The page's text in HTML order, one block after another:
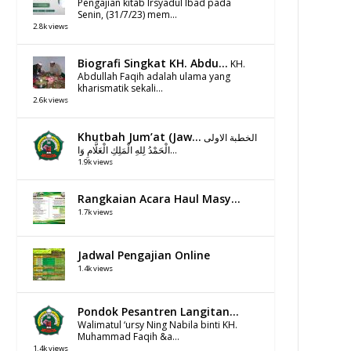
Pengajian kitab Irsyadul Ibad pada
Senin, (31/7/23) mem...
2.8k views
Biografi Singkat KH. Abdu... KH.
Abdullah Faqih adalah ulama yang
kharismatik sekali...
2.6k views
Khutbah Jum’at (Jaw... الخطبة الاولى
الْحَمْدُ لِلهِ الْمَلِكِ الْعَلَّامِ وَا...
1.9k views
Rangkaian Acara Haul Masy...
1.7k views
Jadwal Pengajian Online
1.4k views
Pondok Pesantren Langitan...
Walimatul ‘ursy Ning Nabila binti KH.
Muhammad Faqih &a...
1.4k views